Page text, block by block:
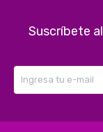
Suscríbete